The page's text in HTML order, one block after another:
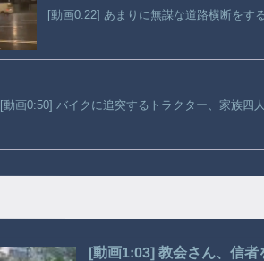
[動画0:22] あまりに無謀な道路横断をす
[動画0:50] バイクに追突するトラクター、家族四
[動画1:03] 教会さん、信